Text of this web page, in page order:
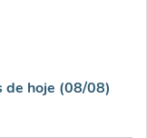
de hoje (08/08)